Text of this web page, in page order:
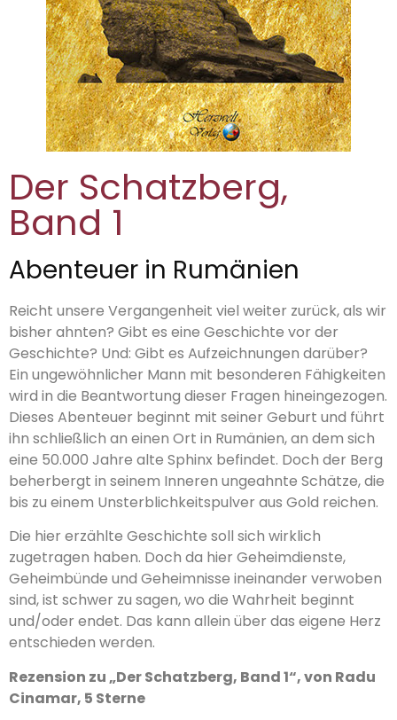
Der Schatzberg,
Band 1
Abenteuer in Rumänien
Reicht unsere Vergangenheit viel weiter zurück, als wir
bisher ahnten? Gibt es eine Geschichte vor der
Geschichte? Und: Gibt es Aufzeichnungen darüber?
Ein ungewöhnlicher Mann mit besonderen Fähigkeiten
wird in die Beantwortung dieser Fragen hineingezogen.
Dieses Abenteuer beginnt mit seiner Geburt und führt
ihn schließlich an einen Ort in Rumänien, an dem sich
eine 50.000 Jahre alte Sphinx befindet. Doch der Berg
beherbergt in seinem Inneren ungeahnte Schätze, die
bis zu einem Unsterblichkeitspulver aus Gold reichen.
Die hier erzählte Geschichte soll sich wirklich
zugetragen haben. Doch da hier Geheimdienste,
Geheimbünde und Geheimnisse ineinander verwoben
sind, ist schwer zu sagen, wo die Wahrheit beginnt
und/oder endet. Das kann allein über das eigene Herz
entschieden werden.
Rezension zu „Der Schatzberg, Band 1“, von Radu
Cinamar, 5 Sterne